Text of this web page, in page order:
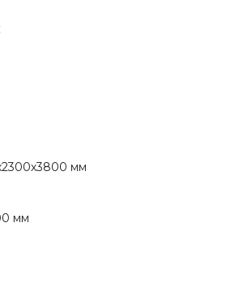
мм
мм